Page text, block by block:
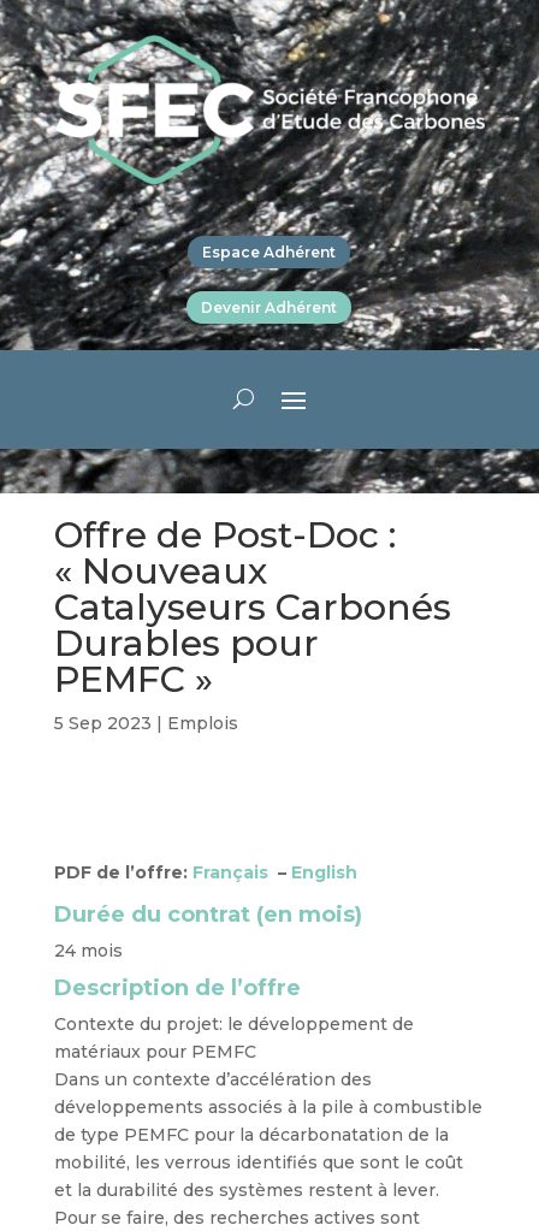
Espace Adhérent
Devenir Adhérent
Offre de Post-Doc :
« Nouveaux
Catalyseurs Carbonés
Durables pour
PEMFC »
5 Sep 2023 Emplois
PDF de l’offre: Français– English
Durée du contrat (en mois)
24 mois
Description de l’offre
Contexte du projet: le développement de
matériaux pour PEMFC
Dans un contexte d’accélération des
développements associés à la pile à combustible
de type PEMFC pour la décarbonatation de la
mobilité, les verrous identifiés que sont le coût
et la durabilité des systèmes restent à lever.
Pour se faire, des recherches actives sont